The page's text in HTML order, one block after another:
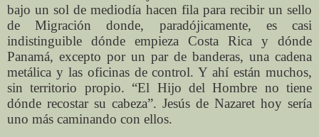
bajo un sol de mediodía hacen fila para recibir un sello
de Migración donde, paradójicamente, es casi
indistinguible dónde empieza Costa Rica y dónde
Panamá, excepto por un par de banderas, una cadena
metálica y las oficinas de control. Y ahí están muchos,
sin territorio propio. “El Hijo del Hombre no tiene
dónde recostar su cabeza”. Jesús de Nazaret hoy sería
uno más caminando con ellos.